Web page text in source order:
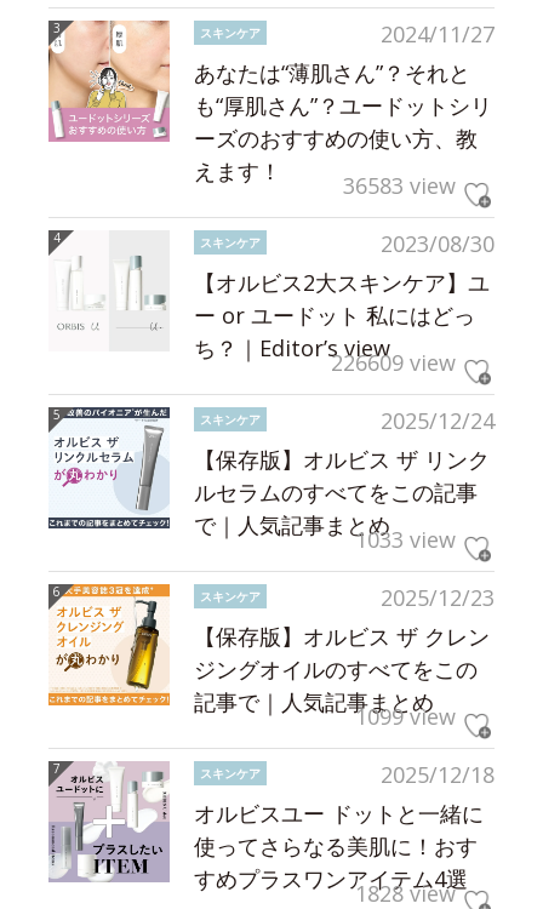
2024/11/27
スキンケア
あなたは“薄肌さん”？それと
も“厚肌さん”？ユードットシリ
ーズのおすすめの使い方、教
えます！
36583 view
2023/08/30
スキンケア
【オルビス2大スキンケア】ユ
ー or ユードット 私にはどっ
ち？｜Editor’s view226609 view
2025/12/24
スキンケア
【保存版】オルビス ザ リンク
ルセラムのすべてをこの記事
で｜人気記事まとめ1033 view
2025/12/23
スキンケア
【保存版】オルビス ザ クレン
ジングオイルのすべてをこの
記事で｜人気記事まとめ
1099 view
2025/12/18
スキンケア
オルビスユー ドットと一緒に
使ってさらなる美肌に！おす
すめプラスワンアイテム4選
1828 view